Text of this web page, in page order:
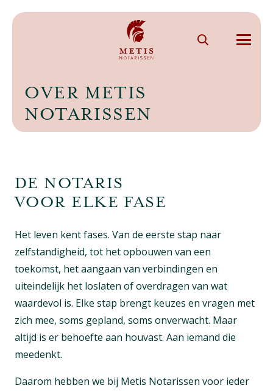
OVER METIS
NOTARISSEN
DE NOTARIS
VOOR ELKE FASE
Het leven kent fases. Van de eerste stap naar
zelfstandigheid, tot het opbouwen van een
toekomst, het aangaan van verbindingen en
uiteindelijk het loslaten of overdragen van wat
waardevol is. Elke stap brengt keuzes en vragen met
zich mee, soms gepland, soms onverwacht. Maar
altijd is er behoefte aan houvast. Aan iemand die
meedenkt.
Daarom hebben we bij Metis Notarissen voor ieder